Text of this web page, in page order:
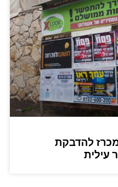
להדבקת
עילית